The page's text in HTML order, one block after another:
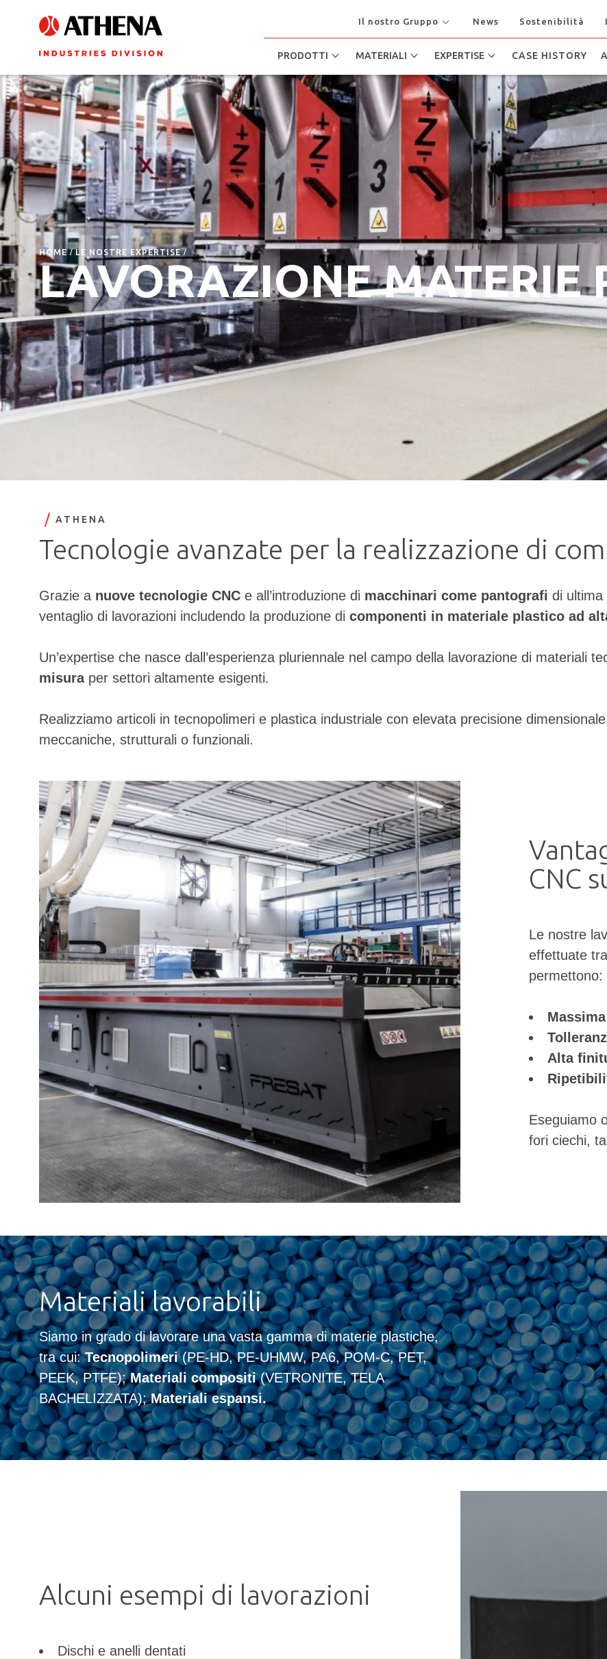
Il nostro Gruppo News Sostenibilità
PRODOTTI MATERIALI EXPERTISE CASE HISTORY
HOME LE NOSTRE EXPERTISE
LAVORAZIONE MATERIE
ATHENA
Tecnologie avanzate per la realizzazione di
Grazie a nuove tecnologie CNC e all’introduzione di macchinari come pantografi di ultima
ventaglio di lavorazioni includendo la produzione di componenti in materiale plastico ad
Un’expertise che nasce dall’esperienza pluriennale nel campo della lavorazione di materiali
misuraper settori altamente esigenti.
Realizziamo articoli in tecnopolimeri e plastica industriale con elevata precisione
meccaniche, strutturali o funzionali.
CNC
Le nostre
effettuate
permettono:
Alta
Eseguiamo
fori ciechi,
Materiali lavorabili
Siamo in grado di lavorare una vasta gamma di materie plastiche,
tra cui:Tecnopolimeri(PE-HD, PE-UHMW, PA6, POM-C, PET,
PEEK, PTFE);Materiali compositi(VETRONITE, TELA
BACHELIZZATA);Materiali espansi.
Alcuni esempi di lavorazioni
Dischi e anelli dentati